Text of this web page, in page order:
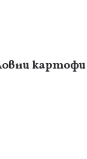
картофи